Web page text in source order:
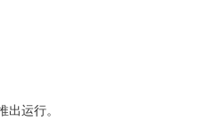
运行。